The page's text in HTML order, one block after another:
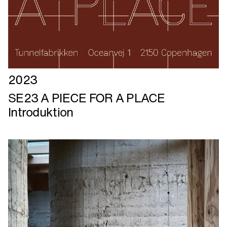
Læs
mere
om
SE23
FOR
A
PLACE
Introduktion
2023
SE23 A PIECE FOR A PLACE
Introduktion